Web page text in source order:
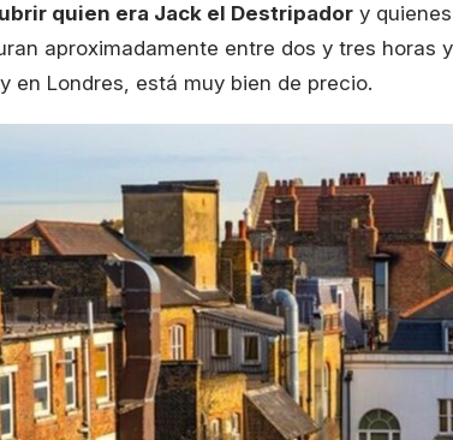
quien era Jack el Destripador y
aproximadamente entre dos y tres horas
en Londres, está muy bien de precio.